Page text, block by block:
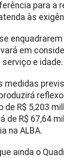
para a
às
em
e idade.
medidas
de R$ 5,203
de R$ 67,64
na ALBA.
ainda o